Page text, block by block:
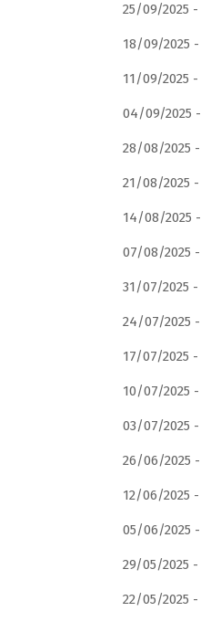
25/09/2025 -
18/09/2025 -
11/09/2025 -
04/09/2025 -
28/08/2025 -
21/08/2025 -
14/08/2025 -
07/08/2025 -
31/07/2025 -
24/07/2025 -
17/07/2025 -
10/07/2025 -
03/07/2025 -
26/06/2025 -
12/06/2025 -
05/06/2025 -
29/05/2025 -
22/05/2025 -